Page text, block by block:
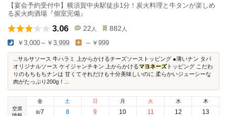
【宴会予約受付中】横須賀中央駅徒歩1分！炭火料理と牛タンが楽しめ
る炭火肉酒場『個室完備』
3.06 22 人 882 人
￥3,000～￥3,999 ～￥999
...サルサソース 牛ハラミ 上からかけるチーズソーストッピング ●薄いナン タパ
オリジナルソース ケイジャンチキン 上からかけるマヨネーズトッピング こだわ
りのもちもちナンは 甘くてそれだけも十分美味しいのに 柔らかいジューシーな
肉がたっぷり200g！...
空席
金
8/7
土
8
日
9
月
10
火
11
水
12
木
13